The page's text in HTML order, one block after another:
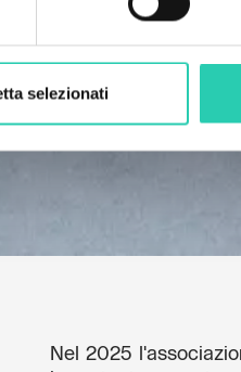
selezionati
Nel 2025